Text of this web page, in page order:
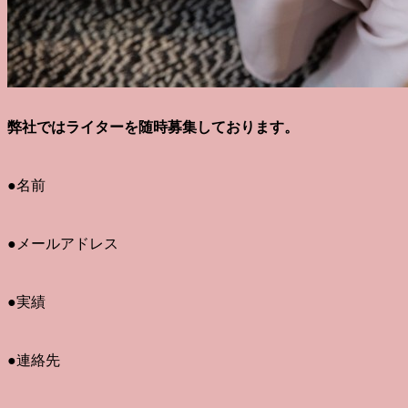
弊社ではライターを随時募集しております。
●名前
●メールアドレス
●実績
●連絡先